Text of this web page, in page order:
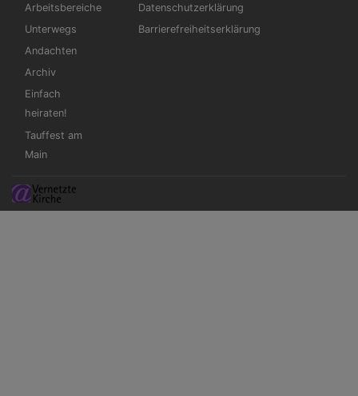
Arbeitsbereiche
Unterwegs
Andachten
Archiv
Einfach
heiraten!
Tauffest am
Main
Datenschutzerklärung
Barrierefreiheitserklärung